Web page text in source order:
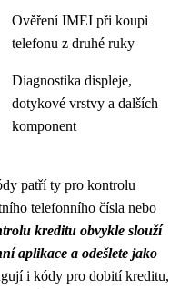
Ověření IMEI při koupi
telefonu z druhé ruky
Diagnostika displeje,
dotykové vrstvy a dalších
komponent
patří ty pro kontrolu
telefonního čísla nebo
kreditu obvykle slouží
aplikace a odešlete jako
i kódy pro dobití kreditu,